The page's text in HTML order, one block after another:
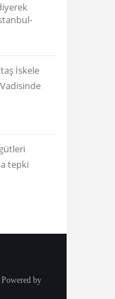
İskele
tepki
by